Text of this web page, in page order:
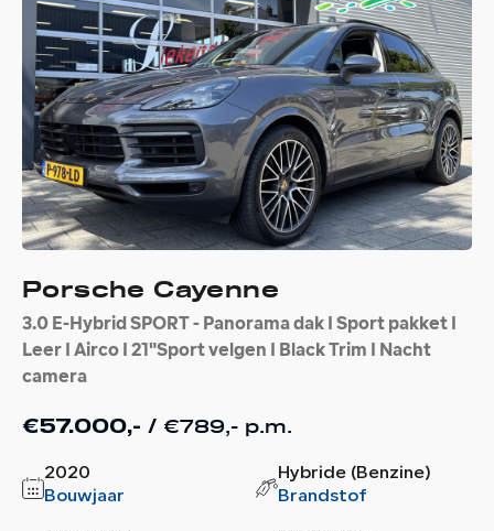
Porsche Cayenne
3.0 E-Hybrid SPORT - Panorama dak I Sport pakket I
Leer I Airco I 21"Sport velgen I Black Trim I Nacht
camera
€57.000,- / €789,- p.m.
2020
Bouwjaar
Hybride (Benzine)
Brandstof